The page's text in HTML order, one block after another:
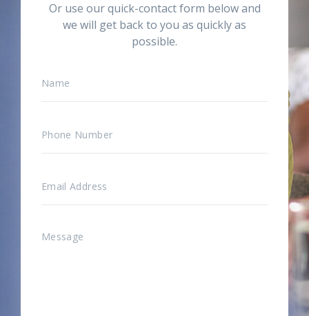
Or use our quick-contact form below and
we will get back to you as quickly as
possible.